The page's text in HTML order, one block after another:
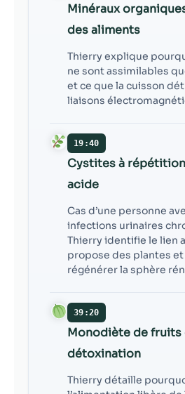
Minéraux
des aliments
Thierry explique
ne sont assimilables
et ce que la cuisson
liaisons
19:40
Cystites à
acide
Cas d’une personne
infections urinaires
Thierry identifie le lien
propose des plantes
régénérer la sphère
39:20
Monodiète de fruits
détoxination
Thierry détaille